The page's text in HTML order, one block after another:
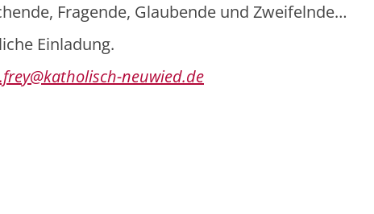
Fragende, Glaubende und Zweifelnde…
Einladung.
neuwied.de